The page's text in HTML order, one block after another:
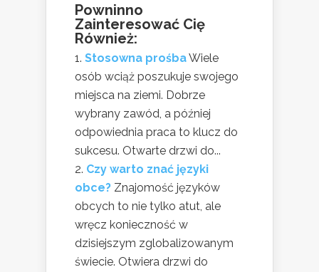
Powninno
Zainteresować Cię
Również:
Stosowna prośbaWiele
osób wciąż poszukuje swojego
miejsca na ziemi. Dobrze
wybrany zawód, a później
odpowiednia praca to klucz do
sukcesu. Otwarte drzwi do...
Czy warto znać języki
obce? Znajomość języków
obcych to nie tylko atut, ale
wręcz konieczność w
dzisiejszym zglobalizowanym
świecie. Otwiera drzwi do